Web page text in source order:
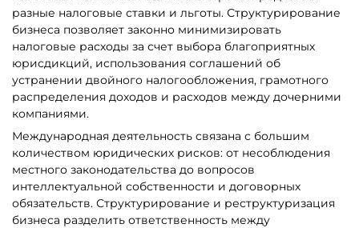
разные налоговые ставки и льготы. Структурирование
бизнеса позволяет законно минимизировать
налоговые расходы за счет выбора благоприятных
юрисдикций, использования соглашений об
устранении двойного налогообложения, грамотного
распределения доходов и расходов между дочерними
компаниями.
Международная деятельность связана с большим
количеством юридических рисков: от несоблюдения
местного законодательства до вопросов
интеллектуальной собственности и договорных
обязательств. Структурирование и реструктуризация
бизнеса разделить ответственность между